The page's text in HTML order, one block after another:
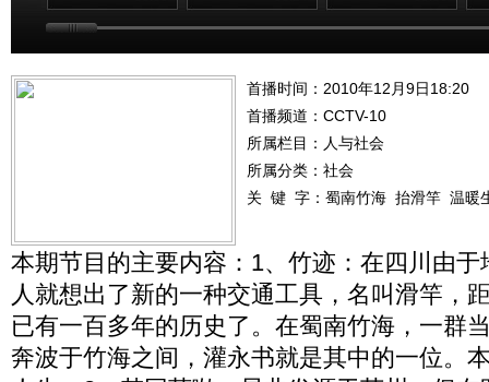
首播时间：2010年12月9日18:20
首播频道： CCTV-10
所属栏目： 人与社会
所属分类：社会
关 键 字： 蜀南竹海 抬滑竿 温暖
本期节目的主要内容：1、竹迹：在四川由
人就想出了新的一种交通工具，名叫滑竿，
已有一百多年的历史了。在蜀南竹海，一群
奔波于竹海之间，灌永书就是其中的一位。